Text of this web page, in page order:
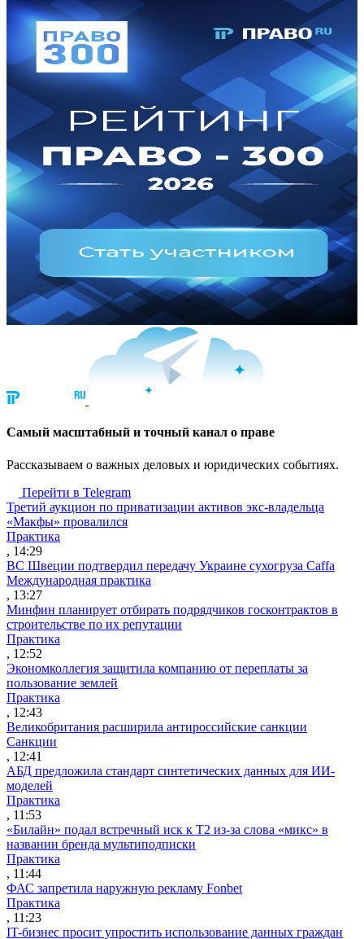
Cамый масштабный и точный канал о праве
Рассказываем о важных деловых и юридических событиях.
Перейти в Telegram
Третий аукцион по приватизации активов экс-владельца
«Макфы» провалился
Практика
, 14:29
ВС Швеции подтвердил передачу Украине сухогруза Caffa
Международная практика
, 13:27
Минфин планирует отбирать подрядчиков госконтрактов в
строительстве по их репутации
Практика
, 12:52
Экономколлегия защитила компанию от переплаты за
пользование землей
Практика
, 12:43
Великобритания расширила антироссийские санкции
Санкции
, 12:41
АБД предложила стандарт синтетических данных для ИИ-
моделей
Практика
, 11:53
«Билайн» подал встречный иск к Т2 из-за слова «микс» в
названии бренда мультиподписки
Практика
, 11:44
ФАС запретила наружную рекламу Fonbet
Практика
, 11:23
IT-бизнес просит упростить использование данных граждан